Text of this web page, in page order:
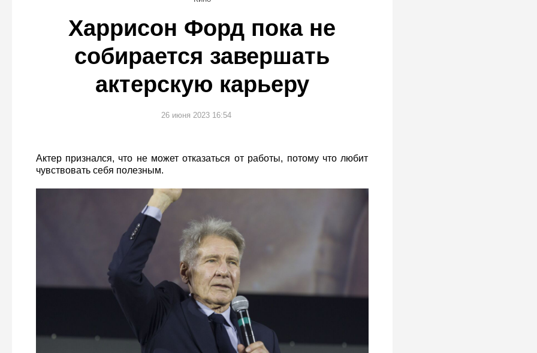
Харрисон Форд пока не
собирается завершать
актерскую карьеру
26 июня 2023 16:54
Актер признался, что не может отказаться от работы, потому что любит
чувствовать себя полезным.